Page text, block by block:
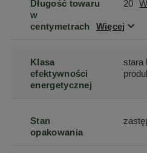
Długość towaru
w
centymetrach
Więcej
20
Klasa
efektywności
energetycznej
stara
Stan
opakowania